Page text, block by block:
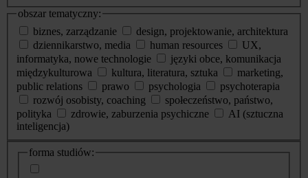
obszar tematyczny:
biznes, zarządzanie
design, projektowanie, architektura
dziennikarstwo, media
human resources
UX,
informatyka, nowe technologie
języki obce, komunikacja
międzykulturowa
kultura, literatura, sztuka
marketing,
public relations
prawo psychologia
psychoterapia
rozwój osobisty, coaching
społeczeństwo, państwo,
polityka
zdrowie, zaburzenia psychiczne
AI (sztuczna
inteligencja)
dodatkowe
informacje
forma studiów: